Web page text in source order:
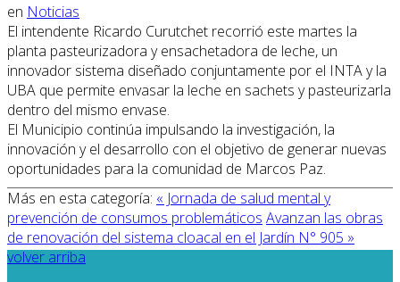
en Noticias
El intendente Ricardo Curutchet recorrió este martes la
planta pasteurizadora y ensachetadora de leche, un
innovador sistema diseñado conjuntamente por el INTA y la
UBA que permite envasar la leche en sachets y pasteurizarla
dentro del mismo envase.
El Municipio continúa impulsando la investigación, la
innovación y el desarrollo con el objetivo de generar nuevas
oportunidades para la comunidad de Marcos Paz.
Más en esta categoría: « Jornada de salud mental y
prevención de consumos problemáticos Avanzan las obras
de renovación del sistema cloacal en el Jardín N° 905 »
volver arriba